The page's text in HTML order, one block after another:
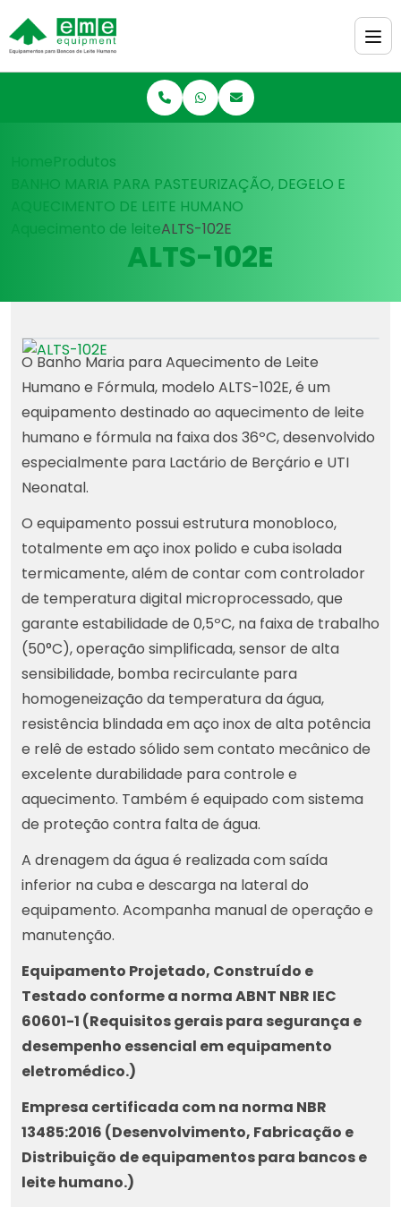
Produtos
BANHO MARIA PARA PASTEURIZAÇÃO, DEGELO E
AQUECIMENTO DE LEITE HUMANO
Aquecimento de leiteALTS-102E
ALTS-102E
O Banho Maria para Aquecimento de Leite
Humano e Fórmula, modelo ALTS-102E, é um
equipamento destinado ao aquecimento de leite
humano e fórmula na faixa dos 36ºC, desenvolvido
especialmente para Lactário de Berçário e UTI
Neonatal.
O equipamento possui estrutura monobloco,
totalmente em aço inox polido e cuba isolada
termicamente, além de contar com controlador
de temperatura digital microprocessado, que
garante estabilidade de 0,5ºC, na faixa de trabalho
(50°C), operação simplificada, sensor de alta
sensibilidade, bomba recirculante para
homogeneização da temperatura da água,
resistência blindada em aço inox de alta potência
e relê de estado sólido sem contato mecânico de
excelente durabilidade para controle e
aquecimento. Também é equipado com sistema
de proteção contra falta de água.
A drenagem da água é realizada com saída
inferior na cuba e descarga na lateral do
equipamento. Acompanha manual de operação e
manutenção.
Equipamento Projetado, Construído e
Testado conforme a norma ABNT NBR IEC
60601-1 (Requisitos gerais para segurança e
desempenho essencial em equipamento
eletromédico.)
Empresa certificada com na norma NBR
13485:2016 (Desenvolvimento, Fabricação e
Distribuição de equipamentos para bancos e
leite humano.)